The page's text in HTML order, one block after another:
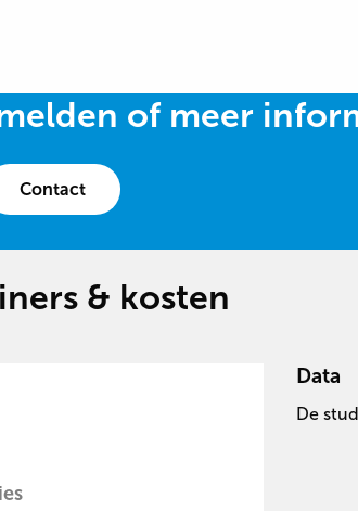
of meer
Contact
& kosten
Data
De